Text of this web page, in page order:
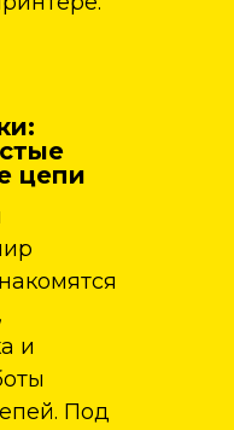
цепи
и
Под